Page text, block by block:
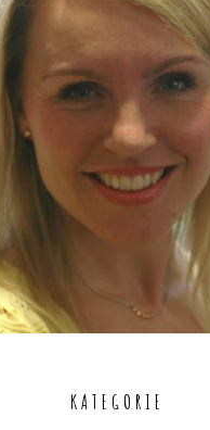
KATEGORIE